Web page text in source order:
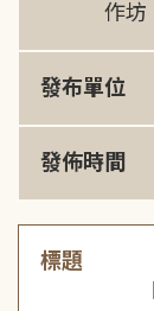
作坊
發布單位
發佈時間
標題